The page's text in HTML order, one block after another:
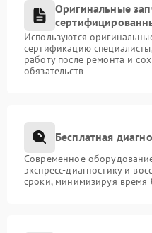
Оригинальные
Используются
сертификацию
работу после ремонта и
обязательств
Бесплатная
Современное
экспресс-диагностику и
сроки, минимизируя время